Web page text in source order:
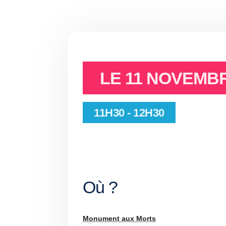
LE 11
11H30 - 12H30
Où ?
Monument aux Morts